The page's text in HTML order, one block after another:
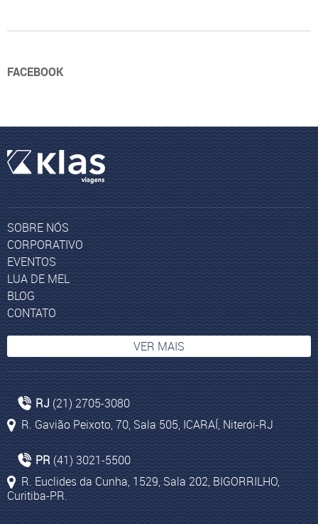
FACEBOOK
SOBRE NÓS
CORPORATIVO
EVENTOS
LUA DE MEL
BLOG
CONTATO
VER MAIS
Experiência Yacht Club
Costumes na Turquia
RJ (21) 2705-3080
R. Gavião Peixoto, 70, Sala 505, ICARAÍ, Niterói-RJ
PR (41) 3021-5500
R. Euclides da Cunha, 1529, Sala 202, BIGORRILHO,
Curitiba-PR.